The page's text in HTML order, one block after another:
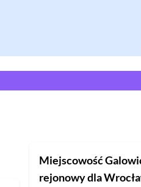
Miejscowość
rejonowydla